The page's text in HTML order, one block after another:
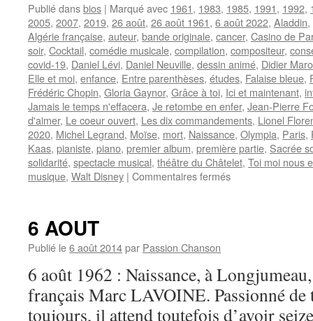
Publié dansbios | Marqué avec 1961, 1983, 1985, 1991, 1992,
2005, 2007, 2019, 26 août, 26 août 1961, 6 août 2022, Aladdin,
Algérie française, auteur, bande originale, cancer, Casino de
soir, Cocktail, comédie musicale, compilation, compositeur,
covid-19, Daniel Lévi, Daniel Neuville, dessin animé, Didier
Elle et moi, enfance, Entre parenthèses, études, Falaise bleue,
Frédéric Chopin, Gloria Gaynor, Grâce à toi, Ici et maintenant,
Jamais le temps n'effacera, Je retombe en enfer, Jean-Pierre
d'aimer, Le coeur ouvert, Les dix commandements, Lionel
2020, Michel Legrand, Moïse, mort, Naissance, Olympia, Paris,
Kaas, pianiste, piano, premier album, première partie, Sacrée
solidarité, spectacle musical, théâtre du Châtelet, Toi moi nous
musique, Walt Disney | Commentaires ferméssur
6 AOUT
Publié le6 août 2014par Passion Chanson
6 août 1962 : Naissance, à
français Marc LAVOINE. Passionné de
toujours, il attend toutefois d’avoir